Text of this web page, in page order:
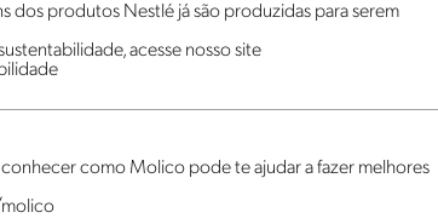
dos produtos Nestlé já são produzidas para serem
acesse nosso site
como Molico pode te ajudar a fazer melhores